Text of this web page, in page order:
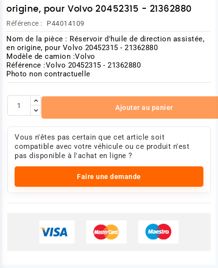
origine, pour Volvo 20452315 - 21362880
Référence : P44014109
Nom de la pièce : Réservoir d'huile de direction assistée,
en origine, pour Volvo 20452315 - 21362880
Modèle de camion :Volvo
Référence :Volvo 20452315 - 21362880
Photo non contractuelle
Ajouter au panier
Vous n'êtes pas certain que cet article soit
compatible avec votre véhicule ou ce produit n'est
pas disponible à l'achat en ligne ?
Faire une demande